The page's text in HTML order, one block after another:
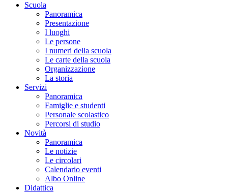
Scuola
Panoramica
Presentazione
I luoghi
Le persone
I numeri della scuola
Le carte della scuola
Organizzazione
La storia
Servizi
Panoramica
Famiglie e studenti
Personale scolastico
Percorsi di studio
Novità
Panoramica
Le notizie
Le circolari
Calendario eventi
Albo Online
Didattica